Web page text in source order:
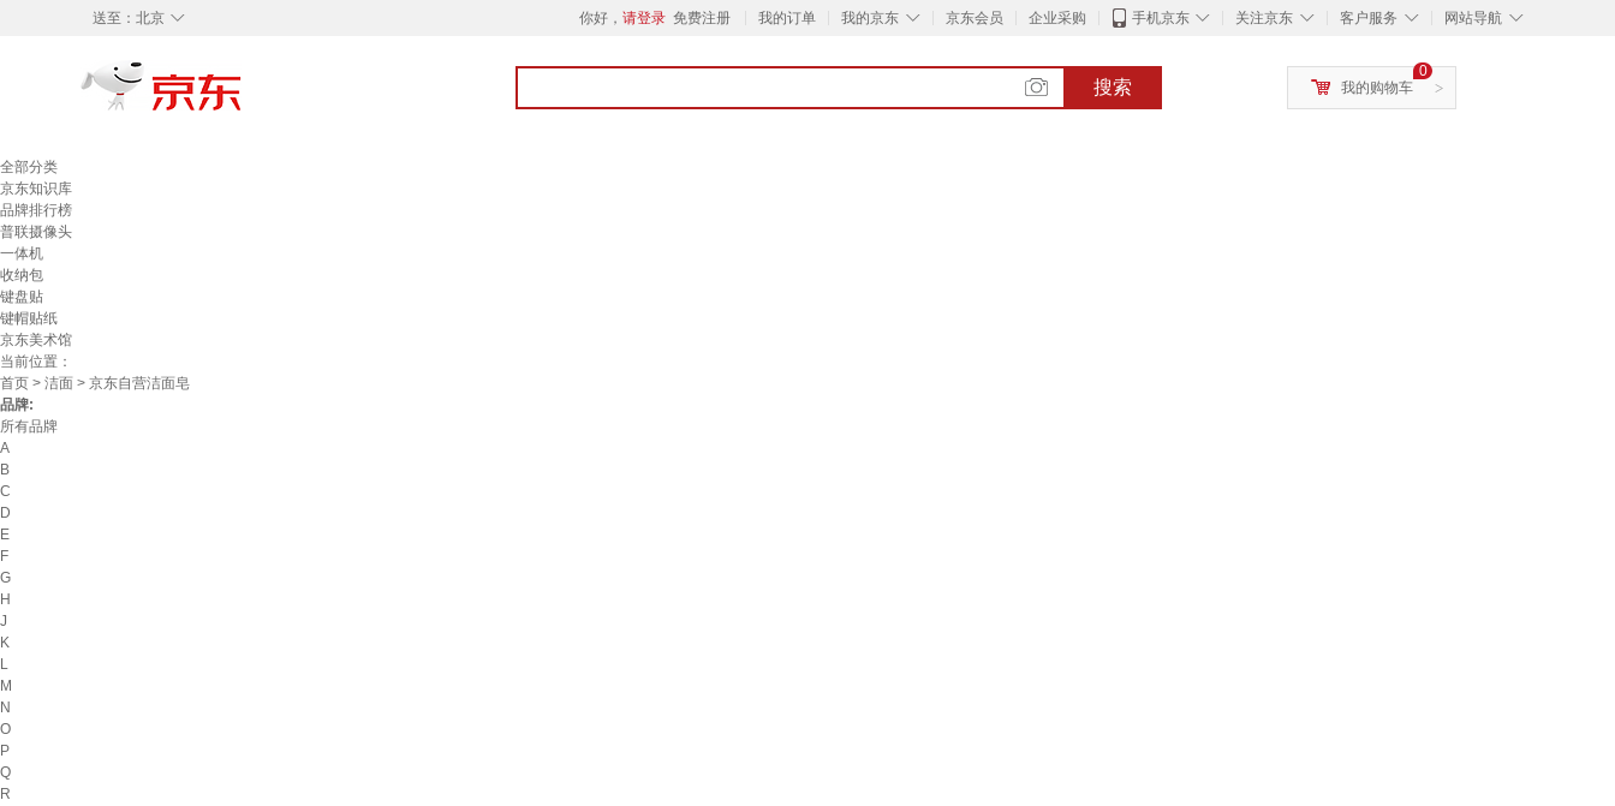
◇
送至： 北京 你好， 请登录 免费注册 我的订单 ◇
我的京东 京东会员 企业采购 ◇
手机京东 ◇
关注京东 ◇
客户服务 ◇
网站导航
搜索 >
0
我的购物车
全部分类
京东知识库
品牌排行榜
普联摄像头
一体机
收纳包
键盘贴
键帽贴纸
京东美术馆
当前位置：
首页 > 洁面 > 京东自营洁面皂
品牌:
所有品牌
A
B
C
D
E
F
G
H
J
K
L
M
N
O
P
Q
R